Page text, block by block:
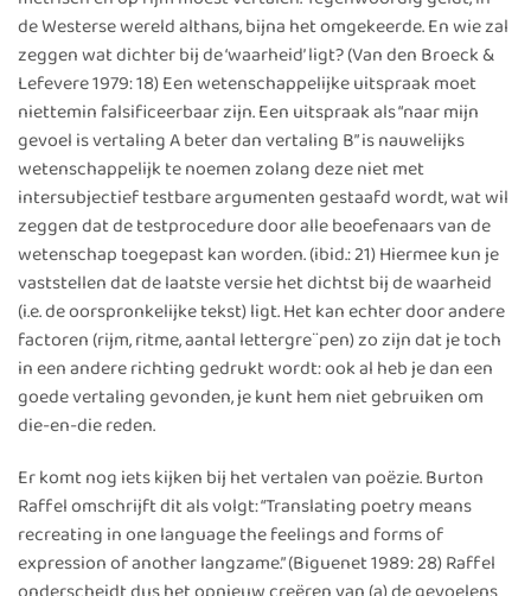
de Westerse wereld althans, bijna het omgekeerde. En wie zal
zeggen wat dichter bij de ‘waarheid’ ligt? (Van den Broeck &
Lefevere 1979: 18) Een wetenschappelijke uitspraak moet
niettemin falsificeerbaar zijn. Een uitspraak als “naar mijn
gevoel is vertaling A beter dan vertaling B” is nauwelijks
wetenschappelijk te noemen zolang deze niet met
intersubjectief testbare argumenten gestaafd wordt, wat wil
zeggen dat de testprocedure door alle beoefenaars van de
wetenschap toegepast kan worden. (ibid.: 21) Hiermee kun je
vaststellen dat de laatste versie het dichtst bij de waarheid
(i.e. de oorspronkelijke tekst) ligt. Het kan echter door andere
factoren (rijm, ritme, aantal lettergre¨pen) zo zijn dat je toch
in een andere richting gedrukt wordt: ook al heb je dan een
goede vertaling gevonden, je kunt hem niet gebruiken om
die-en-die reden.
Er komt nog iets kijken bij het vertalen van poëzie. Burton
Raffel omschrijft dit als volgt: “Translating poetry means
recreating in one language the feelings and forms of
expression of another langzame.” (Biguenet 1989: 28) Raffel